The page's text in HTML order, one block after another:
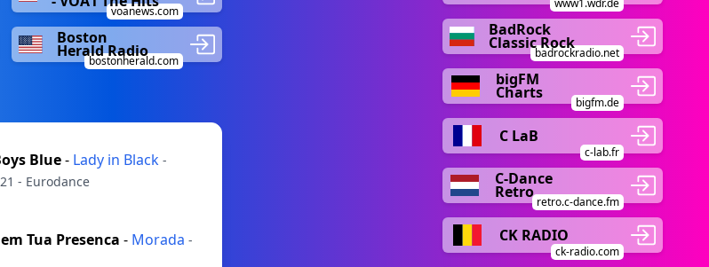
voanews.com
Boston
Herald Radio
bostonherald.com
Blue- Lady in Black -
- Eurodance
Tua Presenca - Morada -
www1.wdr.de
BadRock
Classic Rock
badrockradio.net
bigFM
Charts
bigfm.de
C LaB
c-lab.fr
C-Dance
Retro
retro.c-dance.fm
CK RADIO
ck-radio.com